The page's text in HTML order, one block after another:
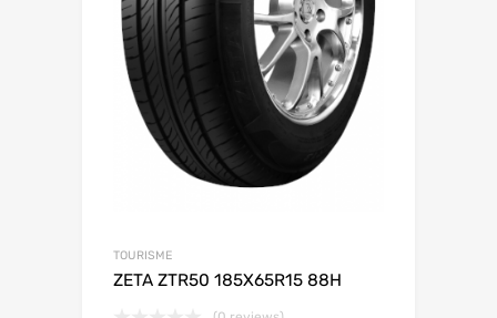
TOURISME
ZETA ZTR50 185X65R15 88H